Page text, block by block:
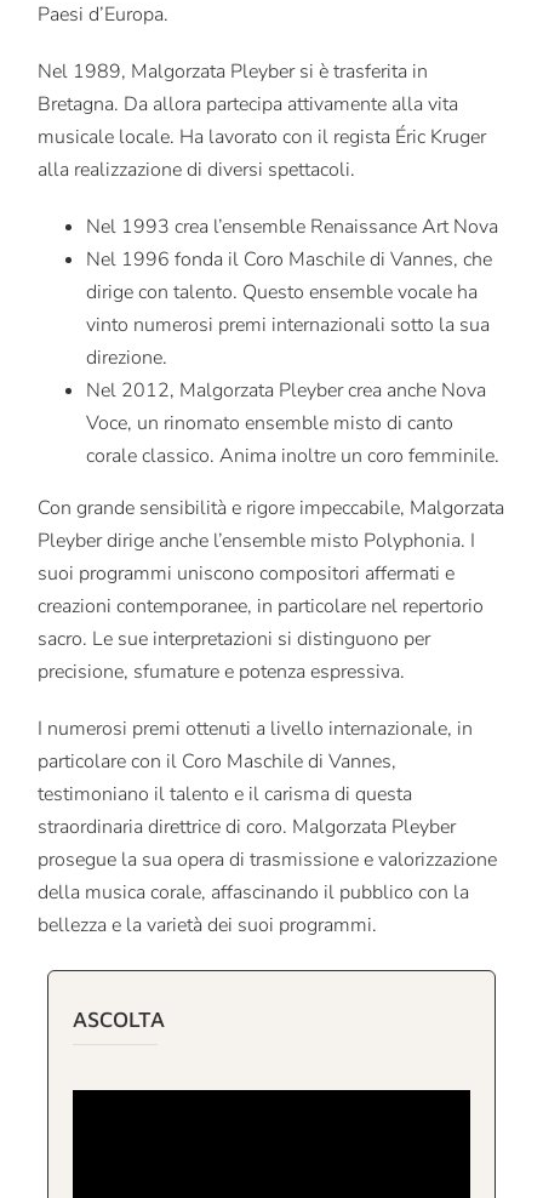
Paesi d’Europa.
Nel 1989, Malgorzata Pleyber si è trasferita in
Bretagna. Da allora partecipa attivamente alla vita
musicale locale. Ha lavorato con il regista Éric Kruger
alla realizzazione di diversi spettacoli.
Nel 1993 crea l’ensemble Renaissance Art Nova
Nel 1996 fonda il Coro Maschile di Vannes, che
dirige con talento. Questo ensemble vocale ha
vinto numerosi premi internazionali sotto la sua
direzione.
Nel 2012, Malgorzata Pleyber crea anche Nova
Voce, un rinomato ensemble misto di canto
corale classico. Anima inoltre un coro femminile.
Con grande sensibilità e rigore impeccabile, Malgorzata
Pleyber dirige anche l’ensemble misto Polyphonia. I
suoi programmi uniscono compositori affermati e
creazioni contemporanee, in particolare nel repertorio
sacro. Le sue interpretazioni si distinguono per
precisione, sfumature e potenza espressiva.
I numerosi premi ottenuti a livello internazionale, in
particolare con il Coro Maschile di Vannes,
testimoniano il talento e il carisma di questa
straordinaria direttrice di coro. Malgorzata Pleyber
prosegue la sua opera di trasmissione e valorizzazione
della musica corale, affascinando il pubblico con la
bellezza e la varietà dei suoi programmi.
ASCOLTA